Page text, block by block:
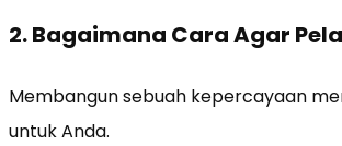
2. Bagaimana Cara Agar
Membangun sebuah kepercayaan
untuk Anda.